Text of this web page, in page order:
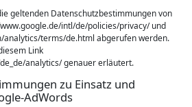
geltenden Datenschutzbestimmungen von
intl/de/policies/privacy/ und
analytics/terms/de.html abgerufen werden.
Link
analytics/ genauer erläutert.
zu Einsatz und
AdWords